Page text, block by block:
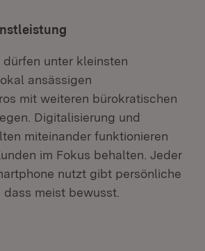
unter kleinsten
ansässigen
mit weiteren bürokratischen
Digitalisierung und
miteinander funktionieren
im Fokus behalten. Jeder
nutzt gibt persönliche
dass meist bewusst.